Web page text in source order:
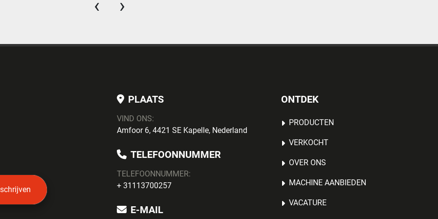
‹ ›
PLAATS
VIND ONS:
Amfoor 6, 4421 SE Kapelle, Nederland
TELEFOONNUMMER
TELEFOONNUMMER:
+ 31113700257
E-MAIL
ONTDEK
PRODUCTEN
VERKOCHT
OVER ONS
MACHINE AANBIEDEN
VACATURE